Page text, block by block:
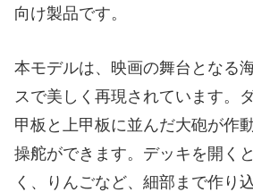
向け製品です。
本モデルは、映画の舞台となる
スで美しく再現されています。
甲板と上甲板に並んだ大砲が作
操舵ができます。デッキを開く
く、りんごなど、細部まで作り